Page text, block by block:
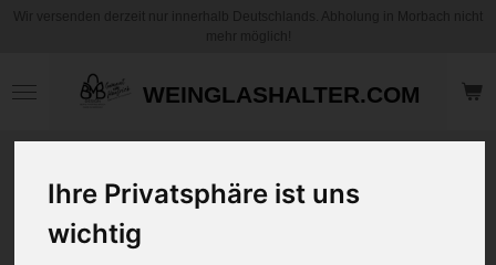
Ihre Privatsphäre ist uns
wichtig
WEINGLASHALTER.COM
Druck Prinzessin